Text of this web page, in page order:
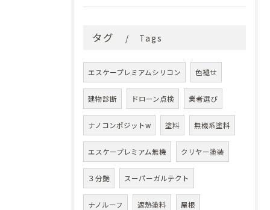
タグ Tags
エスケープレミアムシリコン 色褪せ
建物診断 ドローン点検 業者選び
ナノコンポジットw 塗料 無機系塗料
エスケープレミアム無機 クリヤー塗装
３分艶 スーパーガルテクト
ナノルーフ 遮熱塗料 屋根